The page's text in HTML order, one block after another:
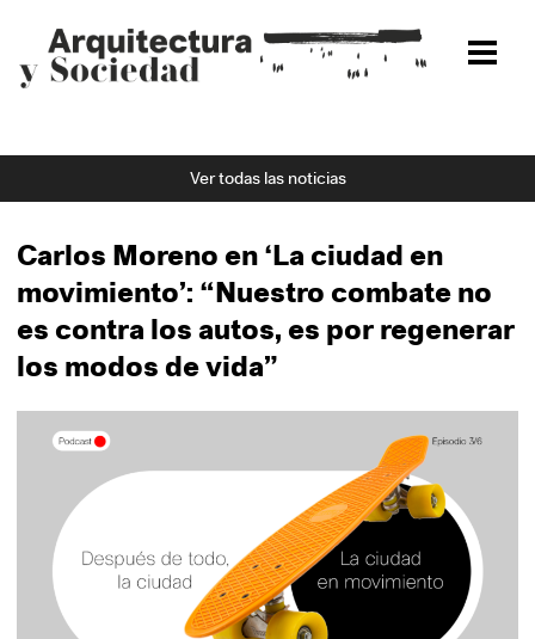
Manifiesto y valores
Contacto
Congreso Internacional de Arquitectura
2020
2014
Ver todas las noticias
Carlos Moreno en ‘La ciudad en
movimiento’: “Nuestro combate no
es contra los autos, es por regenerar
los modos de vida”